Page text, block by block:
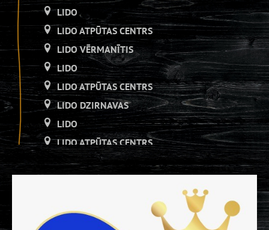
LIDO
LIDO ATPŪTAS CENTRS
LIDO VĒRMANĪTIS
LIDO
LIDO ATPŪTAS CENTRS
LIDO DZIRNAVAS
LIDO
LIDO ATPŪTAS CENTRS
LIDO DZIRNAVAS
LIDO DZIRNAVAS